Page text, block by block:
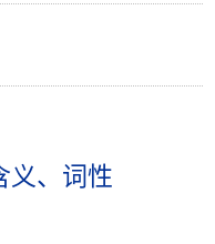
义、词性